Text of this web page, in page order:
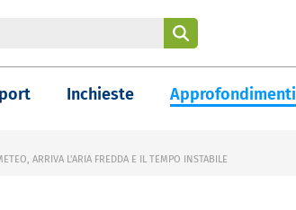
Inchieste Approfondimenti
ARRIVA L'ARIA FREDDA E IL TEMPO INSTABILE